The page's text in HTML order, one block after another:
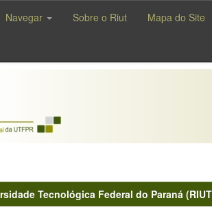
Navegar Sobre o Riut Mapa do Site
Tecnológica Federal do Paraná